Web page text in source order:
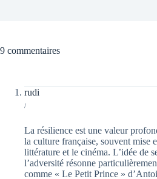
9 commentaires
rudi
/
La résilience est une valeur
la culture française, souvent mise
littérature et le cinéma. L’idée de
l’adversité résonne
comme « Le Petit Prince »